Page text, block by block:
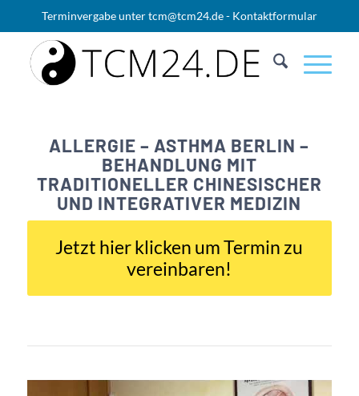
Terminvergabe untertcm@tcm24.de- Kontaktformular
ALLERGIE – ASTHMA BERLIN –
BEHANDLUNG MIT
TRADITIONELLER CHINESISCHER
UND INTEGRATIVER MEDIZIN
Jetzt hier klicken um Termin zu
vereinbaren!